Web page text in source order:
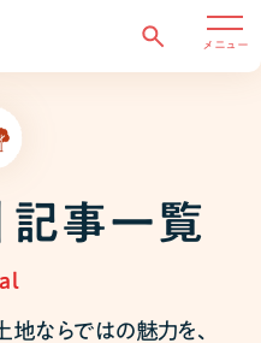
メニュー
記事一覧
ならではの魅力を、